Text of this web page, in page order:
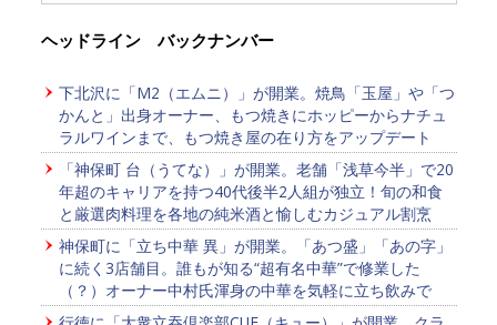
ヘッドライン バックナンバー
下北沢に「M2（エムニ）」が開業。焼鳥「玉屋」や「つ
かんと」出身オーナー、もつ焼きにホッピーからナチュ
ラルワインまで、もつ焼き屋の在り方をアップデート
「神保町 台（うてな）」が開業。老舗「浅草今半」で20
年超のキャリアを持つ40代後半2人組が独立！旬の和食
と厳選肉料理を各地の純米酒と愉しむカジュアル割烹
神保町に「立ち中華 異」が開業。「あつ盛」「あの字」
に続く3店舗目。誰もが知る“超有名中華”で修業した
（？）オーナー中村氏渾身の中華を気軽に立ち飲みで